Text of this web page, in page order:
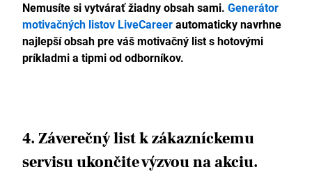
Nemusíte si vytvárať žiadny obsah sami. Generátor
motivačných listov LiveCareerautomaticky navrhne
najlepší obsah pre váš motivačný list s hotovými
príkladmi a tipmi od odborníkov.
4. Záverečný list k zákazníckemu
servisu ukončite výzvou na akciu.